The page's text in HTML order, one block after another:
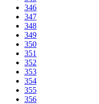
346
347
348
349
350
351
352
353
354
355
356